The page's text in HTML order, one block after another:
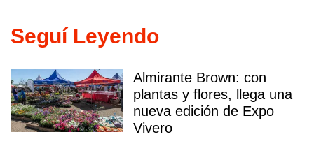
Seguí Leyendo
Almirante Brown: con
plantas y flores, llega una
nueva edición de Expo
Vivero